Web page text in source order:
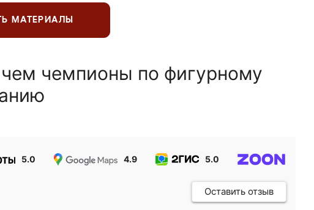
МАТЕРИАЛЫ
чемпионы по фигурному
5.0 4.9 5.0
Оставить отзыв